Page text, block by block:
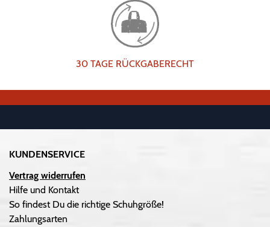
30 TAGE RÜCKGABERECHT
KUNDENSERVICE
Vertrag widerrufen
Hilfe und Kontakt
So findest Du die richtige Schuhgröße!
Zahlungsarten